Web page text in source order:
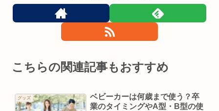
こちらの関連記事もおすすめ
グッズ
ベビーカーは何歳まで使う？卒
業のタイミングやA型・B型の使